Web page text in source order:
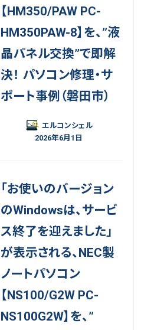
【HM350/PAW PC-
HM350PAW-8】を、”液
晶パネル交換”で即解
決！ パソコン修理・サ
ポート事例（磐田市）
エルコンシェル
2026年6月1日
「お使いのバージョン
のWindowsは、サービ
ス終了を迎えました」
が表示される、NEC製
ノートパソコン
【NS100/G2W PC-
NS100G2W】を、”